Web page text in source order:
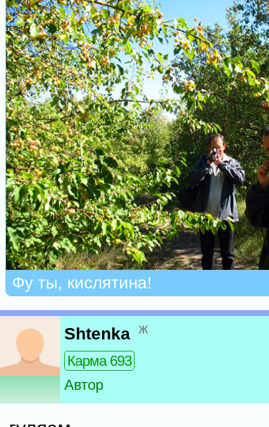
Фу ты, кислятина!
Shtenka ж
Карма 693
Автор